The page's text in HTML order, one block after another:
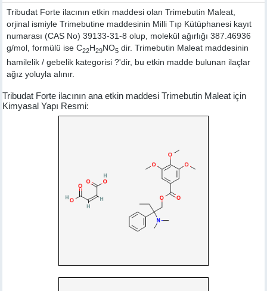
Tribudat Forte ilacının etkin maddesi olan Trimebutin Maleat,
orjinal ismiyleTrimebutine maddesinin Milli Tıp Kütüphanesi kayıt
numarası (CAS No) 39133-31-8 olup, molekül ağırlığı 387.46936
g/mol, formülü ise C22H29NO5 dir. Trimebutin Maleat maddesinin
hamilelik / gebelik kategorisi ?'dir, bu etkin madde bulunan ilaçlar
ağız yoluyla alınır.
Tribudat Forte ilacının ana etkin maddesi Trimebutin Maleat için
Kimyasal Yapı Resmi: